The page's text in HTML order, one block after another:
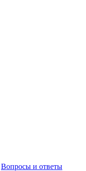
Вопросы и ответы